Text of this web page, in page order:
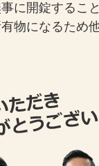
に開錠するこ
物になるため